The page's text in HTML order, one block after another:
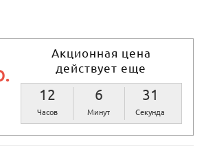
Акционная цена
действует еще
12
Часов
6
Минут
30
Секунд